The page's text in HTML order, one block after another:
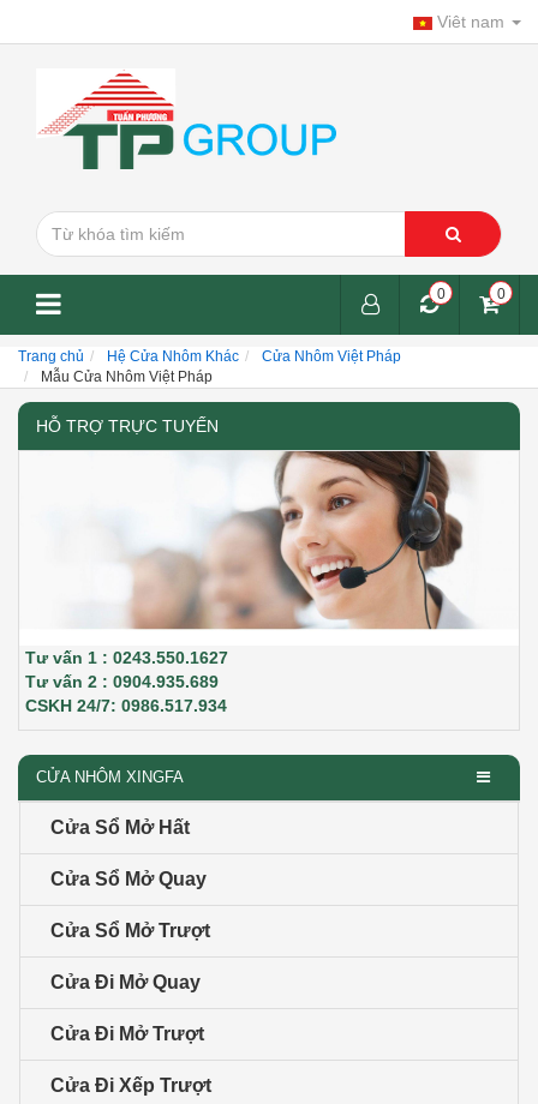
Viêt nam
0
0
Trang chủ Hệ Cửa Nhôm Khác
Cửa Nhôm Việt Pháp
Mẫu Cửa Nhôm Việt Pháp
HỖ TRỢ TRỰC TUYẾN
Tư vấn 1 : 0243.550.1627
Tư vấn 2 : 0904.935.689
CSKH 24/7: 0986.517.934
CỬA NHÔM XINGFA
Cửa Sổ Mở Hất
Cửa Sổ Mở Quay
Cửa Sổ Mở Trượt
Cửa Đi Mở Quay
Cửa Đi Mở Trượt
Cửa Đi Xếp Trượt